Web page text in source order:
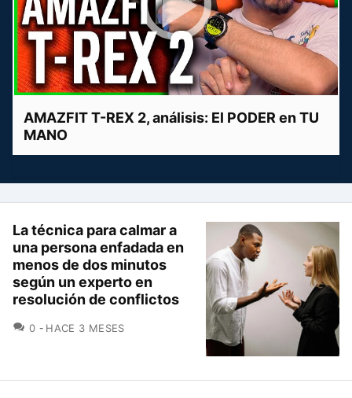
AMAZFIT T-REX 2, análisis: El PODER en TU
MANO
La técnica para calmar a
una persona enfadada en
menos de dos minutos
según un experto en
resolución de conflictos
0 COMENTARIOS
HACE 3 MESES